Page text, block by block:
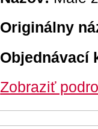
Originálny
Objednávací
Zobraziť